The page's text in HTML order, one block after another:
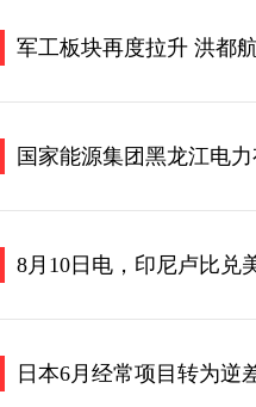
军工板块再度拉升 洪都
国家能源集团黑龙江电
8月10日电，印尼卢比兑
日本6月经常项目转为逆